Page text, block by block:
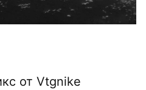
от Vtgnike